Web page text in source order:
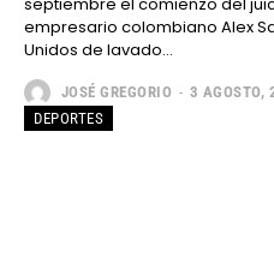
empresario colombiano Alex
Unidos de lavado...
JOSÉ GREGORIO - 3 AGOSTO,
DEPORTES